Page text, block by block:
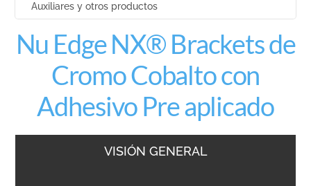
Auxiliares y otros productos
Nu Edge NX® Brackets de
Cromo Cobalto con
Adhesivo Pre aplicado
VISIÓN GENERAL